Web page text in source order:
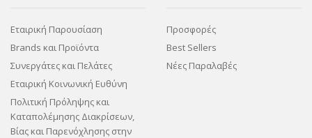
Εταιρική Παρουσίαση
Brands και Προϊόντα
Συνεργάτες και Πελάτες
Εταιρική Κοινωνική Ευθύνη
Πολιτική Πρόληψης και
Καταπολέμησης Διακρίσεων,
Βίας και Παρενόχλησης στην
Προσφορές
Best Sellers
Νέες Παραλαβές